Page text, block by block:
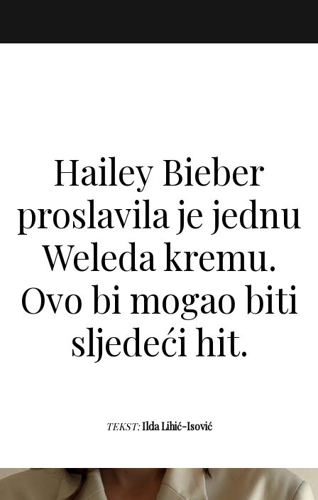
Hailey Bieber
proslavila je jednu
Weleda kremu.
Ovo bi mogao biti
sljedeći hit.
TEKST:Ilda Lihić-Isović